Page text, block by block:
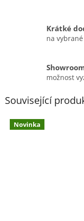
Krátké
na
možnost
Související
Novinka